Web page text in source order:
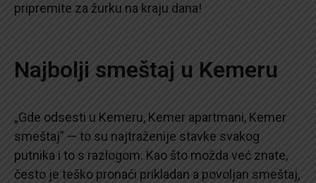
pripremite za žurku na kraju dana!
Najbolji smeštaj u Kemeru
„Gde odsesti u Kemeru, Kemer apartmani, Kemer
smeštaj” — to su najtraženije stavke svakog
putnika i to s razlogom. Kao što možda već znate,
često je teško pronaći prikladan a povoljan smeštaj,